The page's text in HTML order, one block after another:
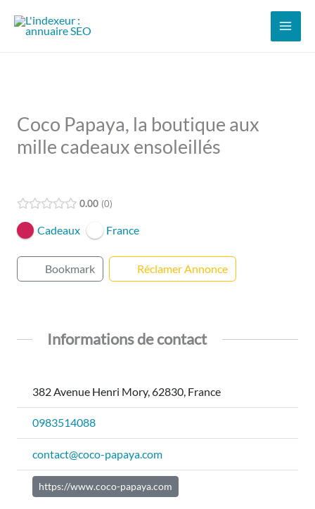
Coco Papaya, la boutique aux
mille cadeaux ensoleillés
0.00 0
Cadeaux France
Bookmark Réclamer Annonce
Informations de contact
382 Avenue Henri Mory, 62830, France
0983514088
contact@coco-papaya.com
https://www.coco-papaya.com